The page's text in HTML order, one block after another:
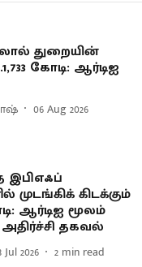
துறையின்
கோடி: ஆர்டிஐ
06 Aug 2026
இபிஎஃப்
முடங்கிக் கிடக்கும்
ஆர்டிஐ மூலம்
தகவல்
Jul 2026 2 min read